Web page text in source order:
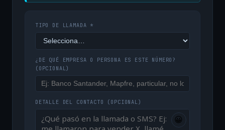
TIPO DE LLAMADA *
¿DE QUÉ EMPRESA O PERSONA ES ESTE NÚMERO?
(OPCIONAL)
DETALLE DEL CONTACTO (OPCIONAL)
😀